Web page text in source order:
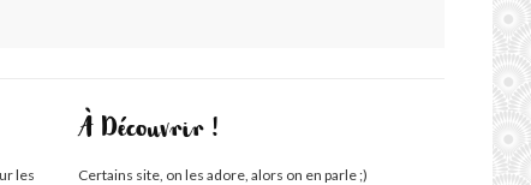
les
À Découvrir !
Certains site, on les adore, alors on en parle ;)